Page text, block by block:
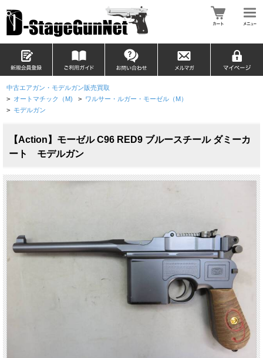
中古エアガン・モデルガン販売買取
> オートマチック（M) > ワルサー・ルガー・モーゼル（M）
> モデルガン
【Action】モーゼル C96 RED9 ブルースチール ダミーカ
ート モデルガン